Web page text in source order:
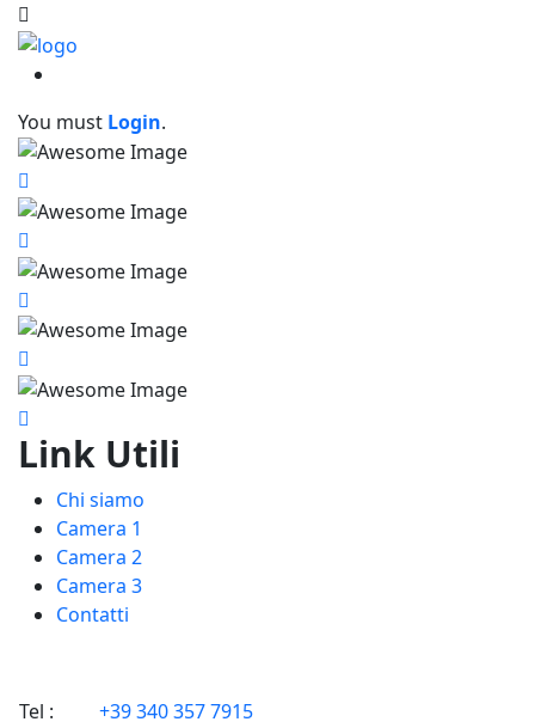
You must Login.
Link Utili
Chi siamo
Camera 1
Camera 2
Camera 3
Contatti
Tel : +39 340 357 7915